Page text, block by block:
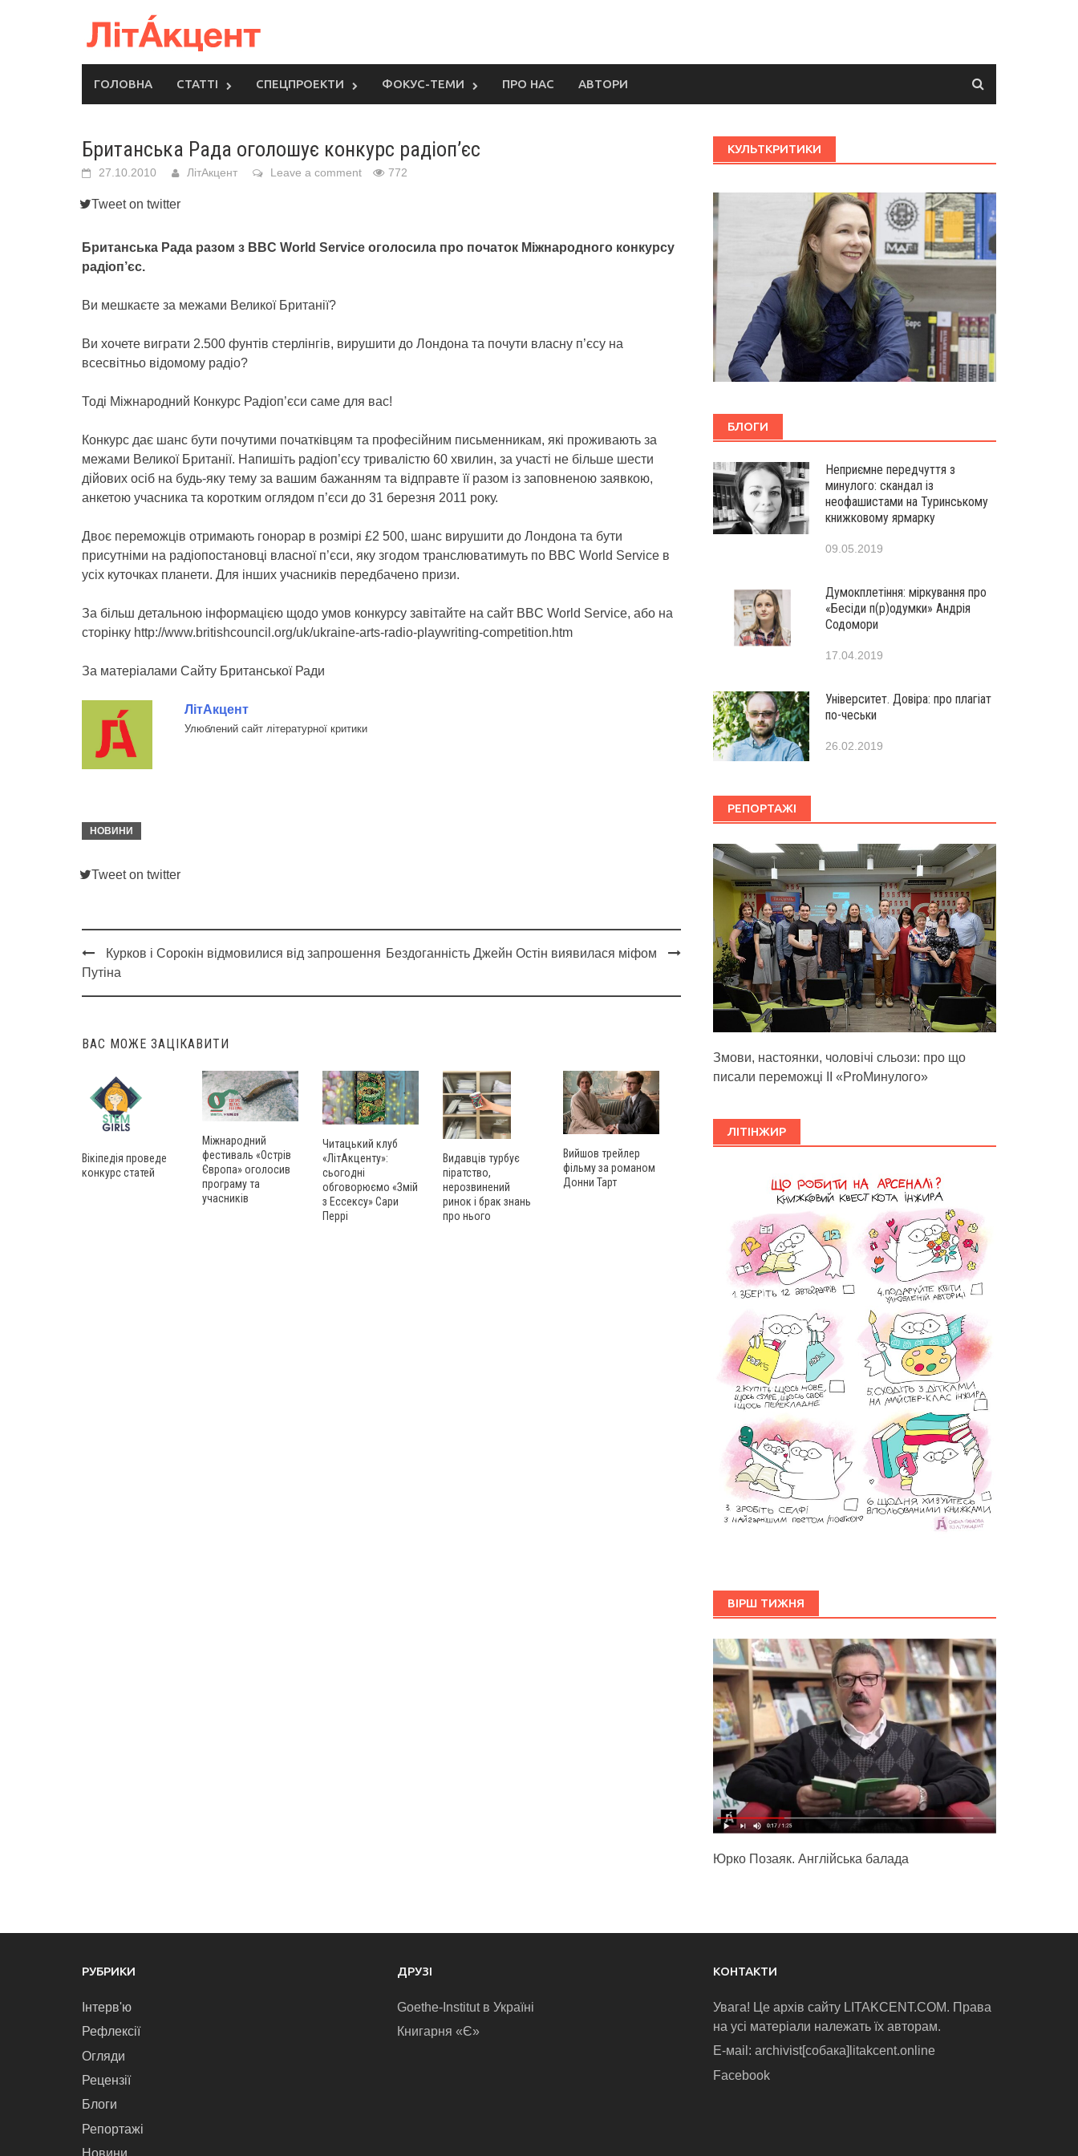
ГОЛОВНА СТАТТІ СПЕЦПРОЕКТИ ФОКУС-ТЕМИ ПРО НАС АВТОРИ
Британська Рада оголошує конкурс радіоп’єс
27.10.2010 ЛітАкцент Leave a comment 772
Tweet on twitter
Британська Рада разом з BBC World Service оголосила про початок Міжнародного конкурсу
радіоп’єс.
Ви мешкаєте за межами Великої Британії?
Ви хочете виграти 2.500 фунтів стерлінгів, вирушити до Лондона та почути власну п’єсу на
всесвітньо відомому радіо?
Тоді Міжнародний Конкурс Радіоп’єси саме для вас!
Конкурс дає шанс бути почутими початківцям та професійним письменникам, які проживають за
межами Великої Британії. Напишіть радіоп’єсу тривалістю 60 хвилин, за участі не більше шести
дійових осіб на будь-яку тему за вашим бажанням та відправте її разом із заповненою заявкою,
анкетою учасника та коротким оглядом п’єси до 31 березня 2011 року.
Двоє переможців отримають гонорар в розмірі £2 500, шанс вирушити до Лондона та бути
присутніми на радіопостановці власної п’єси, яку згодом транслюватимуть по BBC World Service в
усіх куточках планети. Для інших учасників передбачено призи.
За більш детальною інформацією щодо умов конкурсу завітайте на сайт BBC World Service, або на
сторінку http://www.britishcouncil.org/uk/ukraine-arts-radio-playwriting-competition.htm
За матеріалами Сайту Британської Ради
ЛітАкцент
Улюблений сайт літературної критики
НОВИНИ
Tweet on twitter
Post
navigation
Курков і Сорокін відмовилися від запрошення
Путіна
Бездоганність Джейн Остін виявилася міфом
ВАС МОЖЕ ЗАЦІКАВИТИ
Вікіпедія проведе
конкурс статей
Міжнародний
фестиваль «Острів
Європа» оголосив
програму та
учасників
Читацький клуб
«ЛітАкценту»:
сьогодні
обговорюємо «Змій
з Ессексу» Сари
Перрі
Видавців турбує
піратство,
нерозвинений
ринок і брак знань
про нього
Вийшов трейлер
фільму за романом
Донни Тарт
КУЛЬТКРИТИКИ
БЛОГИ
Неприємне передчуття з
минулого: скандал із
неофашистами на Туринському
книжковому ярмарку
09.05.2019
Думокплетіння: міркування про
«Бесіди п(р)одумки» Андрія
Содомори
17.04.2019
Університет. Довіра: про плагіат
по-чеськи
26.02.2019
РЕПОРТАЖІ
Змови, настоянки, чоловічі сльози: про що
писали переможці ІІ «ProМинулого»
ЛІТІНЖИР
ВІРШ ТИЖНЯ
Юрко Позаяк. Англійська балада
РУБРИКИ
Інтерв'ю
Рефлексії
Огляди
Рецензії
Блоги
Репортажі
Новини
ДРУЗІ
Goethe-Institut в Україні
Книгарня «Є»
КОНТАКТИ
Увага! Це архів сайту LITAKCENT.COM. Права
на усі матеріали належать їх авторам.
E-маіl: archivist[собака]litakcent.online
Facebook